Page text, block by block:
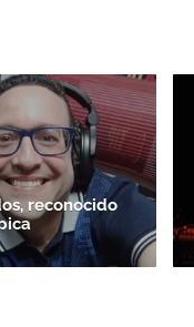
reconocido